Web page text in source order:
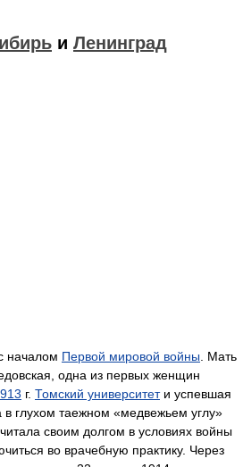
и Ленинград
началом Первой мировой войны . Мать
одна из первых женщин
г. Томский университети успевшая
в глухом таежном «медвежьем углу»
своим долгом в условиях войны
во врачебную практику. Через